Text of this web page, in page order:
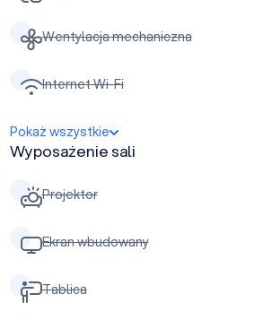
Wentylacja mechaniczna
Internet Wi-Fi
Pokaż wszystkie
Wyposażenie sali
Projektor
Ekran wbudowany
Tablica